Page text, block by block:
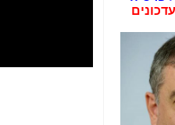
עדכונים